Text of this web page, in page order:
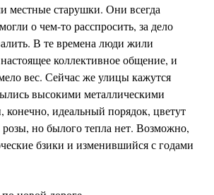
местные старушки. Они всегда
о чем-то расспросить, за дело
В те времена люди жили
коллективное общение, и
вес. Сейчас же улицы кажутся
высокими металлическими
конечно, идеальный порядок, цветут
розы, но былого тепла нет. Возможно,
бзики и изменившийся с годами